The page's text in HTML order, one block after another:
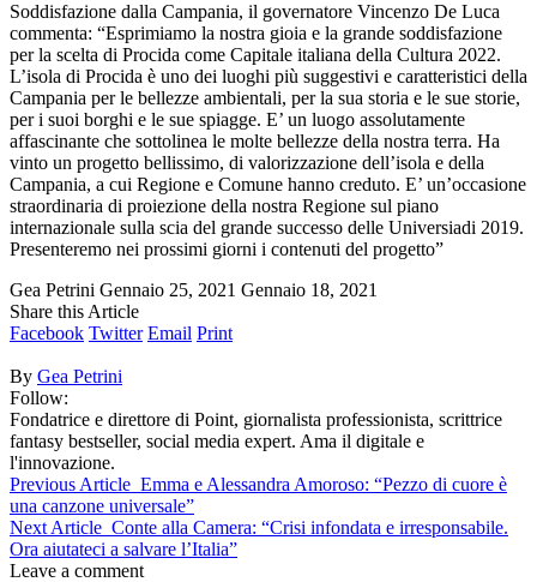
Soddisfazione dalla Campania, il governatore Vincenzo De Luca
commenta: “Esprimiamo la nostra gioia e la grande soddisfazione
per la scelta di Procida come Capitale italiana della Cultura 2022.
L’isola di Procida è uno dei luoghi più suggestivi e caratteristici della
Campania per le bellezze ambientali, per la sua storia e le sue storie,
per i suoi borghi e le sue spiagge. E’ un luogo assolutamente
affascinante che sottolinea le molte bellezze della nostra terra. Ha
vinto un progetto bellissimo, di valorizzazione dell’isola e della
Campania, a cui Regione e Comune hanno creduto. E’ un’occasione
straordinaria di proiezione della nostra Regione sul piano
internazionale sulla scia del grande successo delle Universiadi 2019.
Presenteremo nei prossimi giorni i contenuti del progetto”
Gea Petrini Gennaio 25, 2021 Gennaio 18, 2021
Share this Article
Facebook Twitter Email Print
By Gea Petrini
Follow:
Fondatrice e direttore di Point, giornalista professionista, scrittrice
fantasy bestseller, social media expert. Ama il digitale e
l'innovazione.
Previous Article Emma e Alessandra Amoroso: “Pezzo di cuore è
una canzone universale”
Next Article Conte alla Camera: “Crisi infondata e irresponsabile.
Ora aiutateci a salvare l’Italia”
Leave a comment